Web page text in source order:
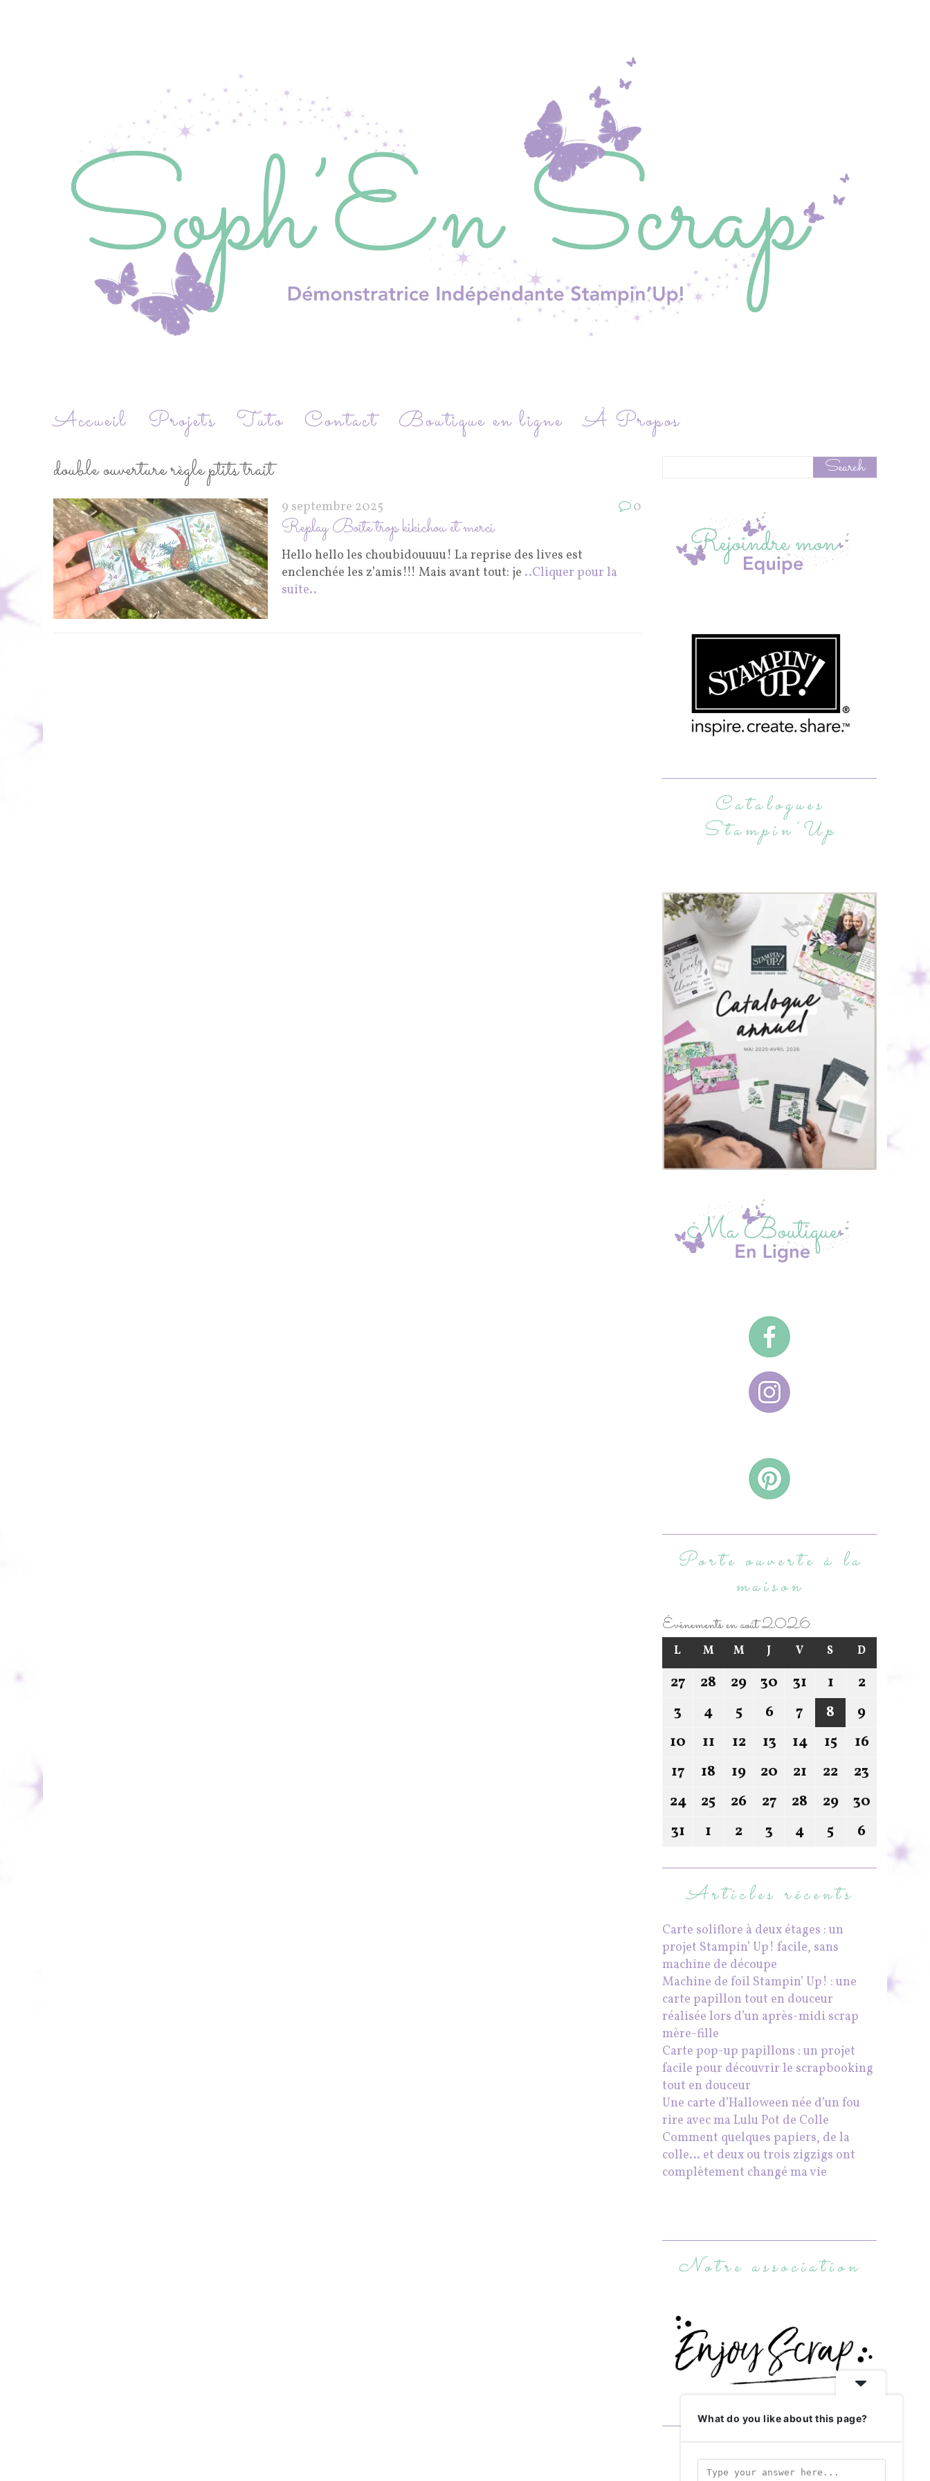
Accueil Projets Tuto Contact Boutique en ligne
À Propos
double ouverture règle ptits trait
9 septembre 2025 0
Replay Boîte trop kikichou et merci
Hello hello les choubidouuuu! La reprise des lives est
enclenchée les z’amis!!! Mais avant tout: je ..Cliquer pour la
suite..
Catalogues
Stampin’Up
Porte ouverte à la
maison
Évènements en août 2026
L M M J V S D
27 28 29 30 31 1
2
3
4 5 6 7 8
9
10
11 12 13 14 15
16
17
18 19 20 21 22
23
24
25 26 27 28 29
30
31
1 2 3 4 5 6
Articles récents
Carte soliflore à deux étages : un
projet Stampin’ Up! facile, sans
machine de découpe
Machine de foil Stampin’ Up! : une
carte papillon tout en douceur
réalisée lors d’un après-midi scrap
mère-fille
Carte pop-up papillons : un projet
facile pour découvrir le scrapbooking
tout en douceur
Une carte d’Halloween née d’un fou
rire avec ma Lulu Pot de Colle
Comment quelques papiers, de la
colle… et deux ou trois zigzigs ont
complètement changé ma vie
Notre association
Abonnez-vous
What do you like about this page?